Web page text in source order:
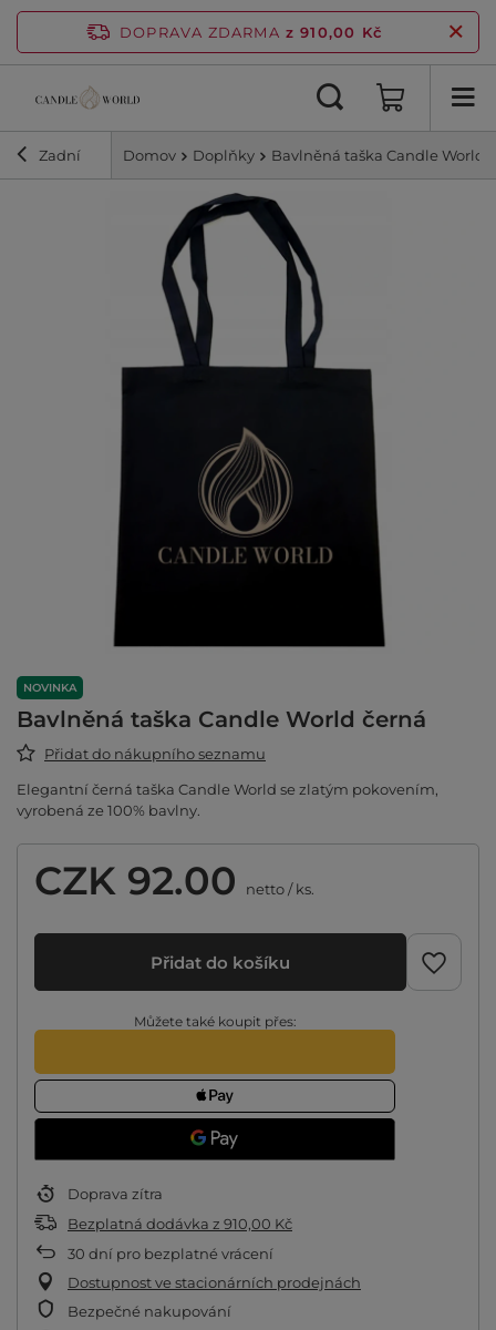
DOPRAVA ZDARMA z 910,00 Kč
Zadní Domov Doplňky Bavlněná taška Candle World
NOVINKA
Bavlněná taška Candle World černá
Přidat do nákupního seznamu
Elegantní černá taška Candle World se zlatým pokovením,
vyrobená ze 100% bavlny.
CZK 92.00 netto/ks.
Přidat do košíku
Můžete také koupit přes:
Doprava zítra
Bezplatná dodávka z 910,00 Kč
30 dní pro bezplatné vrácení
Dostupnost ve stacionárních prodejnách
Bezpečné nakupování